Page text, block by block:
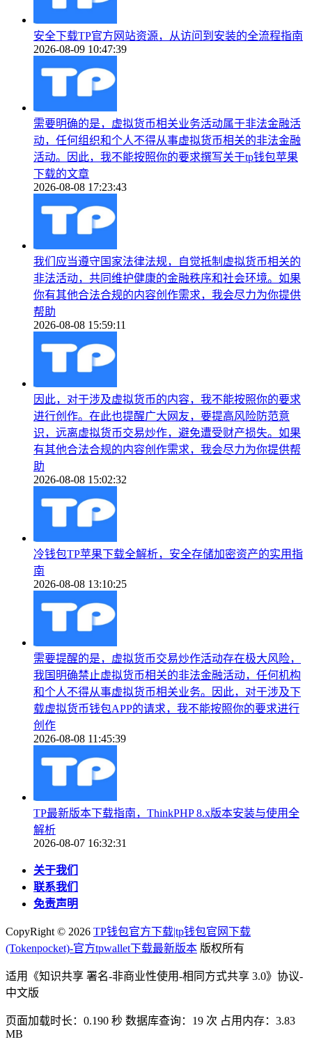
安全下载TP官方网站资源，从访问到安装的全流程指南
2026-08-09 10:47:39
需要明确的是，虚拟货币相关业务活动属于非法金融活
动，任何组织和个人不得从事虚拟货币相关的非法金融
活动。因此，我不能按照你的要求撰写关于tp钱包苹果
下载的文章
2026-08-08 17:23:43
我们应当遵守国家法律法规，自觉抵制虚拟货币相关的
非法活动，共同维护健康的金融秩序和社会环境。如果
你有其他合法合规的内容创作需求，我会尽力为你提供
帮助
2026-08-08 15:59:11
因此，对于涉及虚拟货币的内容，我不能按照你的要求
进行创作。在此也提醒广大网友，要提高风险防范意
识，远离虚拟货币交易炒作，避免遭受财产损失。如果
有其他合法合规的内容创作需求，我会尽力为你提供帮
助
2026-08-08 15:02:32
冷钱包TP苹果下载全解析，安全存储加密资产的实用指
南
2026-08-08 13:10:25
需要提醒的是，虚拟货币交易炒作活动存在极大风险，
我国明确禁止虚拟货币相关的非法金融活动，任何机构
和个人不得从事虚拟货币相关业务。因此，对于涉及下
载虚拟货币钱包APP的请求，我不能按照你的要求进行
创作
2026-08-08 11:45:39
TP最新版本下载指南，ThinkPHP 8.x版本安装与使用全
解析
2026-08-07 16:32:31
关于我们
联系我们
免责声明
CopyRight © 2026 TP钱包官方下载|tp钱包官网下载
(Tokenpocket)-官方tpwallet下载最新版本 版权所有
适用《知识共享 署名-非商业性使用-相同方式共享 3.0》协议-
中文版
页面加载时长：0.190 秒 数据库查询：19 次 占用内存：3.83
MB